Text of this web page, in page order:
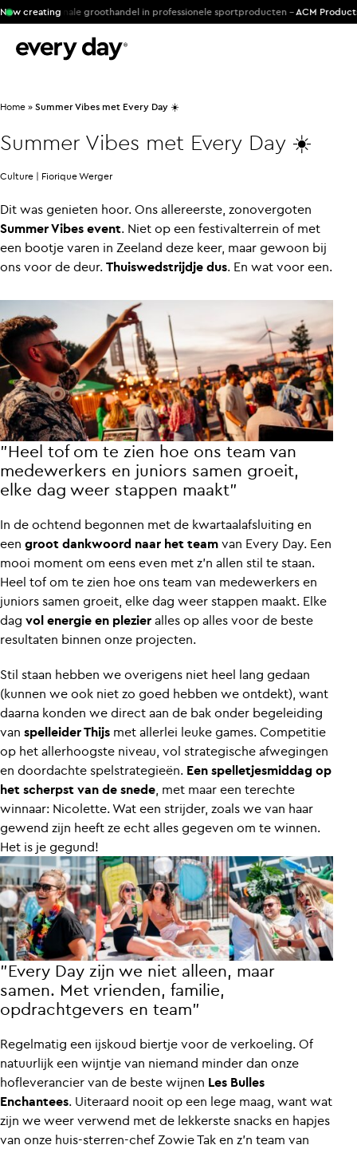
Now creating
internationale groothandel in professionele sportproducten -ACM Products
Home » Summer Vibes met Every Day ☀️
Summer Vibes met Every Day ☀️
Culture | Fiorique Werger
Dit was genieten hoor. Ons allereerste, zonovergoten
Summer Vibes event. Niet op een festivalterrein of met
een bootje varen in Zeeland deze keer, maar gewoon bij
ons voor de deur. Thuiswedstrijdje dus. En wat voor een.
”Heel tof om te zien hoe ons team van
medewerkers en juniors samen groeit,
elke dag weer stappen maakt”
In de ochtend begonnen met de kwartaalafsluiting en
een groot dankwoord naar het team van Every Day. Een
mooi moment om eens even met z’n allen stil te staan.
Heel tof om te zien hoe ons team van medewerkers en
juniors samen groeit, elke dag weer stappen maakt. Elke
dag vol energie en plezier alles op alles voor de beste
resultaten binnen onze projecten.
Stil staan hebben we overigens niet heel lang gedaan
(kunnen we ook niet zo goed hebben we ontdekt), want
daarna konden we direct aan de bak onder begeleiding
van spelleider Thijs met allerlei leuke games. Competitie
op het allerhoogste niveau, vol strategische afwegingen
en doordachte spelstrategieën. Een spelletjesmiddag op
het scherpst van de snede , met maar een terechte
winnaar: Nicolette. Wat een strijder, zoals we van haar
gewend zijn heeft ze echt alles gegeven om te winnen.
Het is je gegund!
”Every Day zijn we niet alleen, maar
samen. Met vrienden, familie,
opdrachtgevers en team”
Regelmatig een ijskoud biertje voor de verkoeling. Of
natuurlijk een wijntje van niemand minder dan onze
hofleverancier van de beste wijnen Les Bulles
Enchantees. Uiteraard nooit op een lege maag, want wat
zijn we weer verwend met de lekkerste snacks en hapjes
van onze huis-sterren-chef Zowie Tak en z’n team van